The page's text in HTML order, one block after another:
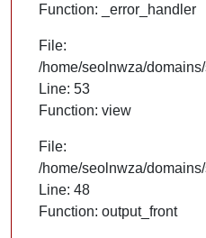
Function: _error_handler
File:
/home/seolnwza/
Line: 53
Function: view
File:
/home/seolnwza/
Line: 48
Function: output_front